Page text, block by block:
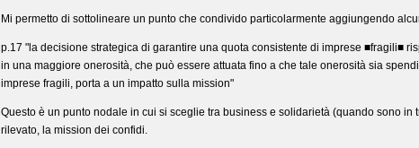
Mi permetto di sottolineare un punto che condivido particolarmente aggiungendo
p.17 "la decisione strategica di garantire una quota consistente di imprese ■fragili■
in una maggiore onerosità, che può essere attuata fino a che tale onerosità sia
imprese fragili, porta a un impatto sulla mission"
Questo è un punto nodale in cui si sceglie tra business e solidarietà (quando sono
rilevato, la mission dei confidi.